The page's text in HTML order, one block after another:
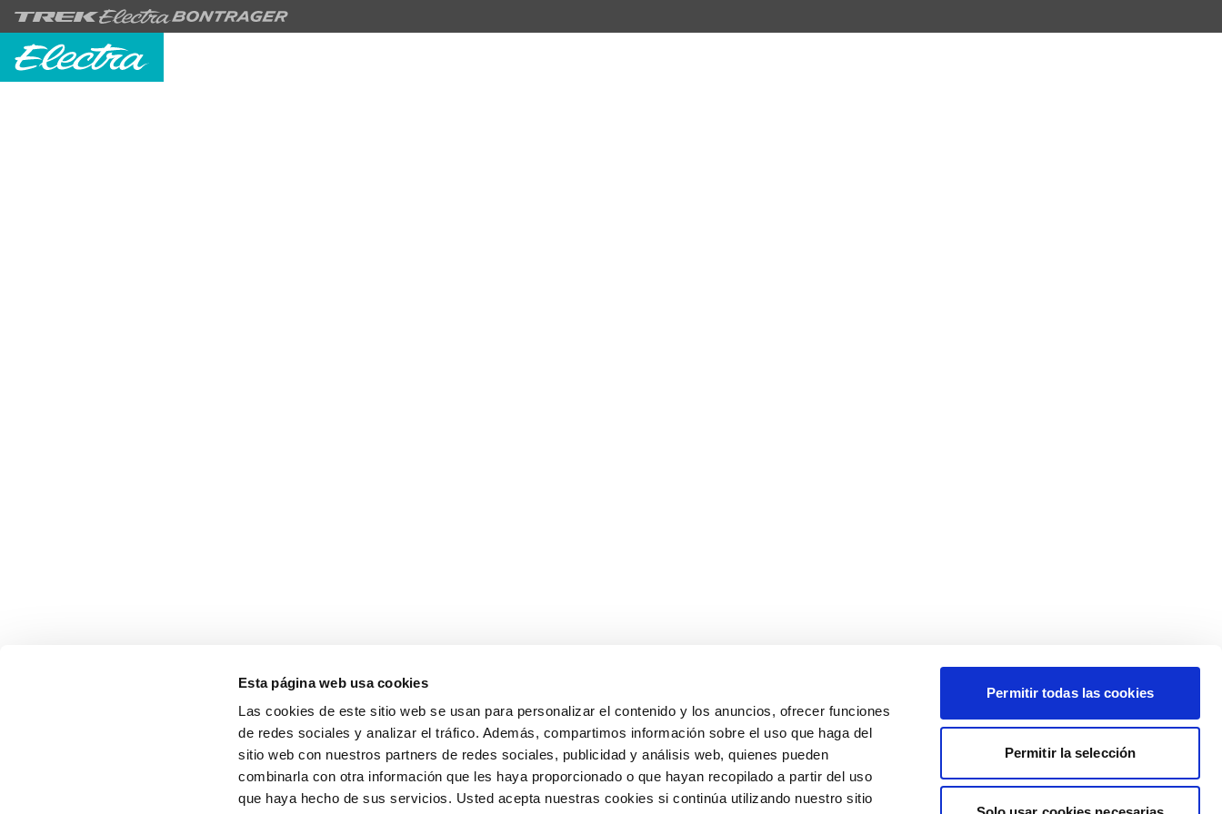
Esta página web usa cookies
Las cookies de este sitio web se usan para personalizar el contenido y los anuncios, ofrecer funciones
de redes sociales y analizar el tráfico. Además, compartimos información sobre el uso que haga del
sitio web con nuestros partners de redes sociales, publicidad y análisis web, quienes pueden
combinarla con otra información que les haya proporcionado o que hayan recopilado a partir del uso
que haya hecho de sus servicios. Usted acepta nuestras cookies si continúa utilizando nuestro sitio
Permitir todas las cookies
Permitir la selección